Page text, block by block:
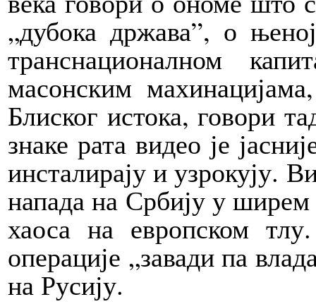
„дубока држава”, о
транснационалном
масонским
Блиског истока, говори
знаке рата видео је
инсталирају и узрокују.
напада на Србију у ширем
хаоса на европском
операције „завади па
на Русију.